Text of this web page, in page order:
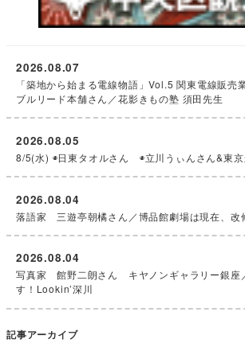
「築地から始まる電線物語」Vol.5 関東電線販売
ブルリード本舗さん／花影きもの塾 須田先生
2026.08.07
8/5(水) ◉日東タオルさん ◉立川うぃんさん&東京
2026.08.05
落語家 三遊亭朝橘さん／博品館劇場は現在、改
2026.08.04
写真家 館野二朗さん キヤノンギャラリー銀座
す！Lookin’深川
2026.08.04
記事アーカイブ